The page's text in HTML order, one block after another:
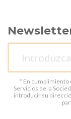
* En cumplimiento
Servicios de la
introducir su